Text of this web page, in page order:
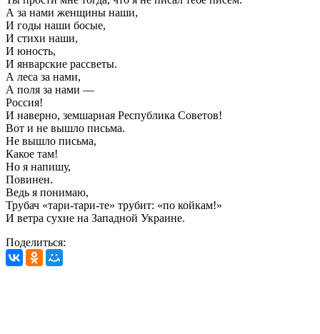
А за нами женщины наши,
И годы наши босые,
И стихи наши,
И юность,
И январские рассветы.
А леса за нами,
А поля за нами —
Россия!
И наверно, земшарная Республика Советов!
Вот и не вышло письма.
Не вышло письма,
Какое там!
Но я напишу,
Повинен.
Ведь я понимаю,
Трубач «тари-тари-те» трубит: «по койкам!»
И ветра сухие на Западной Украине.
Поделиться: